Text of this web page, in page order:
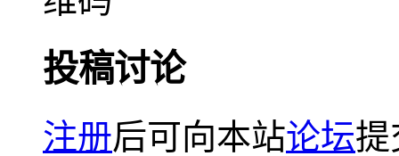
投稿讨论
注册后可向本站论坛提